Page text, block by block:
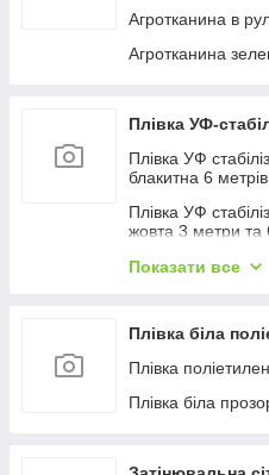
Агротканина в
Агротканина
Плівка УФ-
Плівка УФ
блакитна 6
Плівка УФ
жовта 3 метри та
Плівка УФ
рожева 3 метри
Плівка УФ
Показати все
Плівка біла
Плівка
Плівка біла